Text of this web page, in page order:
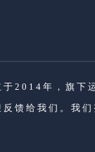
2014年，旗下
馈给我们。我